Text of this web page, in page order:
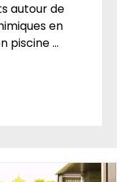
autour de
en
piscine ...